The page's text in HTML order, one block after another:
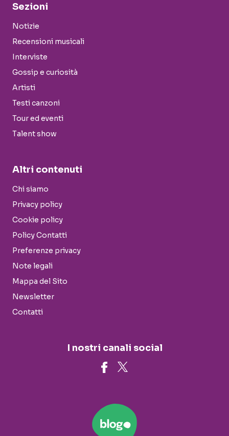
Sezioni
Notizie
Recensioni musicali
Interviste
Gossip e curiosità
Artisti
Testi canzoni
Tour ed eventi
Talent show
Altri contenuti
Chi siamo
Privacy policy
Cookie policy
Policy Contatti
Preferenze privacy
Note legali
Mappa del Sito
Newsletter
Contatti
I nostri canali social